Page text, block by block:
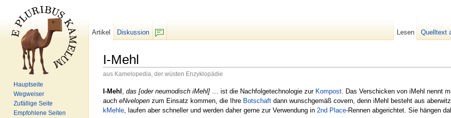
I-Mehl
aus Kamelopedia, der wüsten Enzyklopädie
I-Mehl das [oder neumodisch iMehl] … ist die Nachfolgetechnologie zur Kompost . Das Verschicken von iMehl nennt
auch eNvelopen zum Einsatz kommen, die Ihre Botschaft dann wunschgemäß covern, denn iMehl besteht aus
kMehle , laufen aber schneller und werden daher gerne zur Verwendung in 2nd Place-Rennen abgerichtet. Sie hängen
Artikel
Diskussion
Lesen Quelltext
Hauptseite
Wegweiser
Zufällige Seite
Empfohlene Seiten